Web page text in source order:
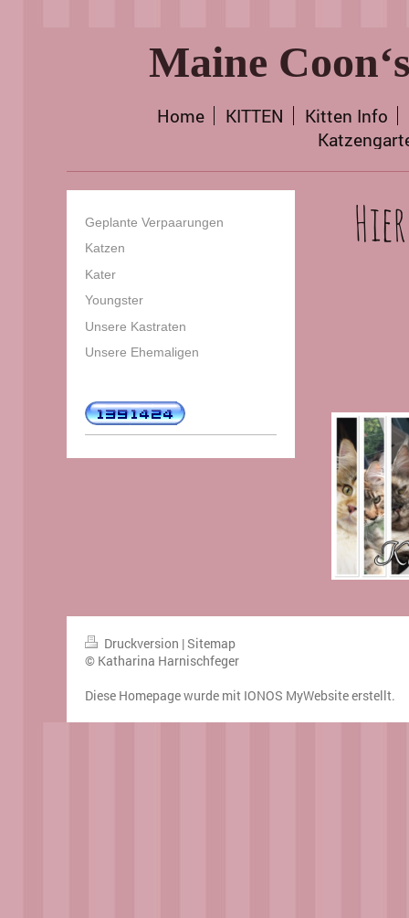
Maine
Home KITTEN Kitten Info
Geplante Verpaarungen
Katzen
Kater
Youngster
Unsere Kastraten
Unsere Ehemaligen
Druckversion |Sitemap
© Katharina Harnischfeger
Diese Homepage wurde mit IONOS MyWebsiteerstellt.